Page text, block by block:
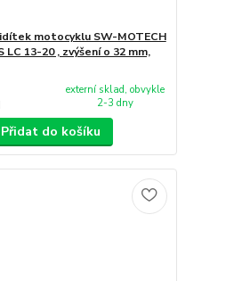
motocyklu SW-MOTECH
LC 13-20 , zvýšení o 32 mm,
externí sklad, obvykle
2-3 dny
Přidat do košíku